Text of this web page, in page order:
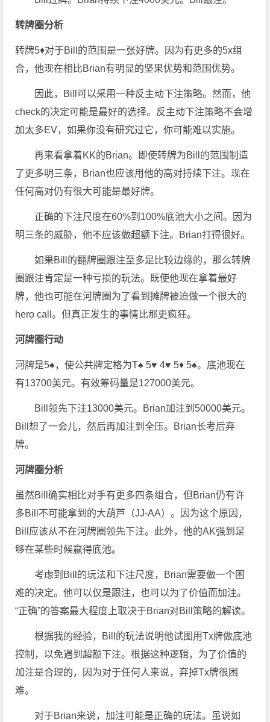
转牌圈分析
转牌5♦对于Bill的范围是一张好牌。因为有更多的5x组
合，他现在相比Brian有明显的坚果优势和范围优势。
因此，Bill可以采用一种反主动下注策略。然而，他
check的决定可能是最好的选择。反主动下注策略不会增
加太多EV，如果你没有研究过它，你可能难以实施。
再来看拿着KK的Brian。即使转牌为Bill的范围制造
了更多明三条，Brian也应该用他的高对持续下注。现在
任何高对仍有很大可能是最好牌。
正确的下注尺度在60%到100%底池大小之间。因为
明三条的威胁，他不应该做超额下注。Brian打得很好。
如果Bill的翻牌圈跟注至多是比较边缘的，那么转牌
圈跟注肯定是一种亏损的玩法。既使他现在拿着最好
牌，他也可能在河牌圈为了看到摊牌被迫做一个很大的
hero call。但真正发生的事情比那更疯狂。
河牌圈行动
河牌是5♠，使公共牌定格为T♠ 5♥ 4♥ 5♦ 5♠。底池现在
有13700美元。有效筹码量是127000美元。
Bill领先下注13000美元。Brian加注到50000美元。
Bill想了一会儿，然后再加注到全压。Brian长考后弃
牌。
河牌圈分析
虽然Bill确实相比对手有更多四条组合，但Brian仍有许
多Bill不可能拿到的大葫芦（JJ-AA）。因为这个原因，
Bill应该从不在河牌圈领先下注。此外，他的AK强到足
够在某些时候赢得底池。
考虑到Bill的玩法和下注尺度，Brian需要做一个困
难的决定。他可以仅是跟注，也可以为了价值而加注。
“正确”的答案最大程度上取决于Brian对Bill策略的解读。
根据我的经验，Bill的玩法说明他试图用Tx牌做底池
控制，以免遇到超额下注。根据这种逻辑，为了价值的
加注是合理的，因为对于任何人来说，弃掉Tx牌很困
难。
对于Brian来说，加注可能是正确的玩法。虽说如